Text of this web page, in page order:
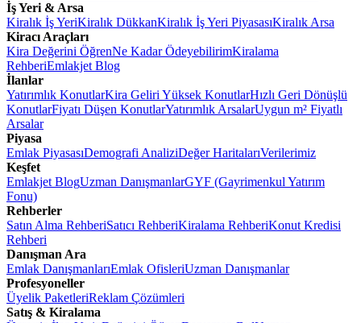
İş Yeri & Arsa
Kiralık İş YeriKiralık DükkanKiralık İş Yeri PiyasasıKiralık Arsa
Kiracı Araçları
Kira Değerini ÖğrenNe Kadar ÖdeyebilirimKiralama
RehberiEmlakjet Blog
İlanlar
Yatırımlık KonutlarKira Geliri Yüksek KonutlarHızlı Geri Dönüşlü
KonutlarFiyatı Düşen KonutlarYatırımlık ArsalarUygun m² Fiyatlı
Arsalar
Piyasa
Emlak PiyasasıDemografi AnaliziDeğer HaritalarıVerilerimiz
Keşfet
Emlakjet BlogUzman DanışmanlarGYF (Gayrimenkul Yatırım
Fonu)
Rehberler
Satın Alma RehberiSatıcı RehberiKiralama RehberiKonut Kredisi
Rehberi
Danışman Ara
Emlak DanışmanlarıEmlak OfisleriUzman Danışmanlar
Profesyoneller
Üyelik PaketleriReklam Çözümleri
Satış & Kiralama